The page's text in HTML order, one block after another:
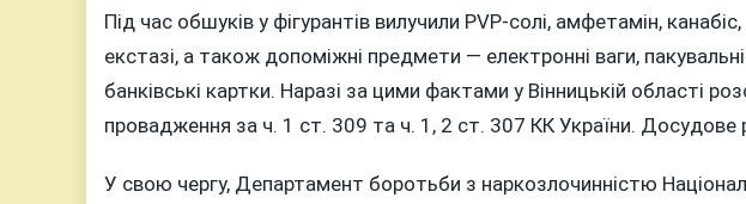
Під час обшуків у фігурантів вилучили PVP-солі, амфетамін,
екстазі, а також допоміжні предмети — електронні ваги,
банківські картки. Наразі за цими фактами у Вінницькій області
провадження за ч. 1 ст. 309 та ч. 1, 2 ст. 307 КК України. Досудове
У свою чергу, Департамент боротьби з наркозлочинністю